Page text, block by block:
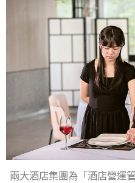
兩大酒店集團為「酒店營運